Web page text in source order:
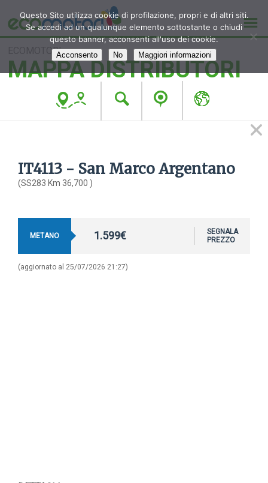
ECOMOTORI
MAPPA DISTRIBUTORI
Questo Sito utilizza cookie di profilazione, propri e di altri siti.
Se accedi ad un qualunque elemento sottostante o chiudi
questo banner, acconsenti all'uso dei cookie.
Acconsento No Maggiori informazioni